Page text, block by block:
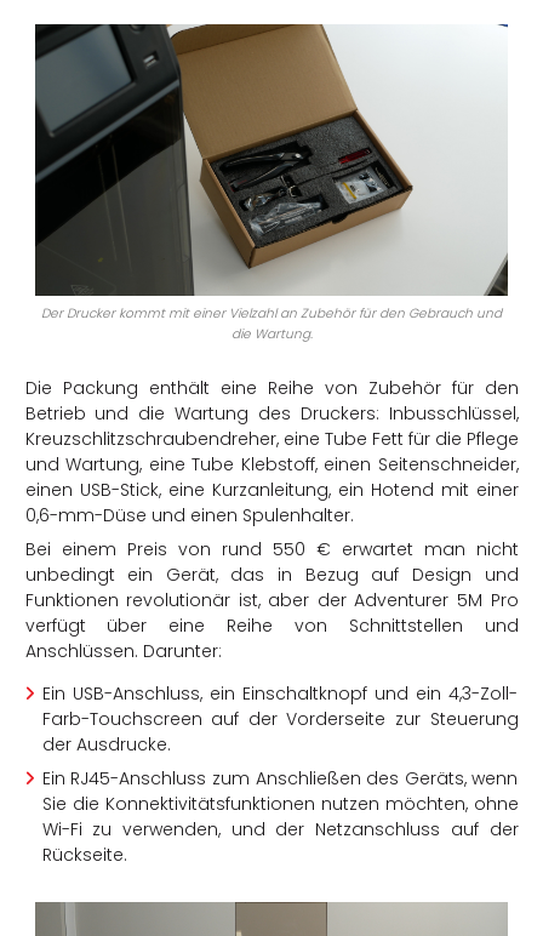
Der Drucker kommt mit einer Vielzahl an Zubehör für den Gebrauch und
die Wartung.
Die Packung enthält eine Reihe von Zubehör für den
Betrieb und die Wartung des Druckers: Inbusschlüssel,
Kreuzschlitzschraubendreher, eine Tube Fett für die Pflege
und Wartung, eine Tube Klebstoff, einen Seitenschneider,
einen USB-Stick, eine Kurzanleitung, ein Hotend mit einer
0,6-mm-Düse und einen Spulenhalter.
Bei einem Preis von rund 550 € erwartet man nicht
unbedingt ein Gerät, das in Bezug auf Design und
Funktionen revolutionär ist, aber der Adventurer 5M Pro
verfügt über eine Reihe von Schnittstellen und
Anschlüssen. Darunter:
Ein USB-Anschluss, ein Einschaltknopf und ein 4,3-Zoll-
Farb-Touchscreen auf der Vorderseite zur Steuerung
der Ausdrucke.
Ein RJ45-Anschluss zum Anschließen des Geräts, wenn
Sie die Konnektivitätsfunktionen nutzen möchten, ohne
Wi-Fi zu verwenden, und der Netzanschluss auf der
Rückseite.